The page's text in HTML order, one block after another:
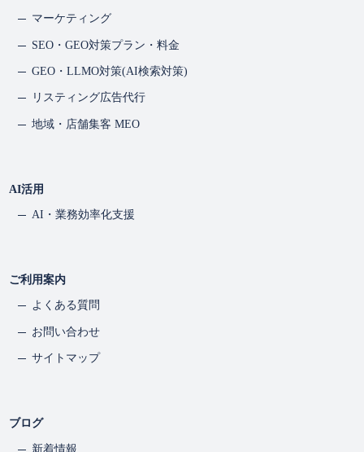
マーケティング
SEO・GEO対策プラン・料金
GEO・LLMO対策(AI検索対策)
リスティング広告代行
地域・店舗集客 MEO
AI活用
AI・業務効率化支援
ご利用案内
よくある質問
お問い合わせ
サイトマップ
ブログ
新着情報